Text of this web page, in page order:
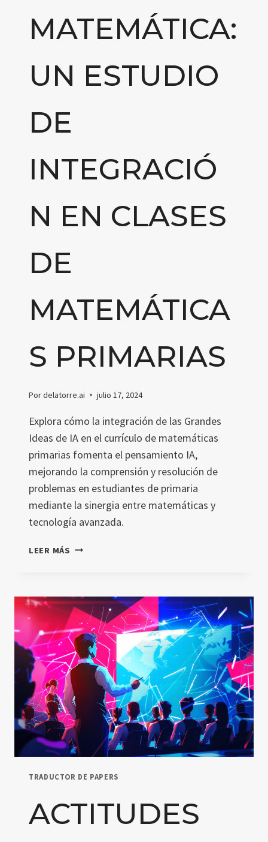
MATEMÁTICA:
UN ESTUDIO
DE
INTEGRACIÓ
N EN CLASES
DE
MATEMÁTICA
S PRIMARIAS
Pordelatorre.ai julio 17, 2024
Explora cómo la integración de las Grandes
Ideas de IA en el currículo de matemáticas
primarias fomenta el pensamiento IA,
mejorando la comprensión y resolución de
problemas en estudiantes de primaria
mediante la sinergia entre matemáticas y
tecnología avanzada.
LEER MÁS PENSAMIENTO
MATEMÁTICA:
UN
ESTUDIO
DE
INTEGRACIÓN
EN
CLASES
DE
MATEMÁTICAS
PRIMARIAS
TRADUCTOR DE PAPERS
ACTITUDES